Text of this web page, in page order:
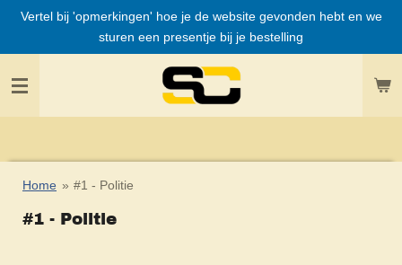
Ga
de
Vertel bij 'opmerkingen' hoe je de website gevonden hebt en we
sturen een presentje bij je bestelling
Home » #1 - Politie
#1 - Politie